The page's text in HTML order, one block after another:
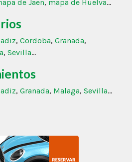
de Jaen, mapa de Huelva…
, Cordoba, Granada,
, Sevilla…
, Granada, Malaga, Sevilla…